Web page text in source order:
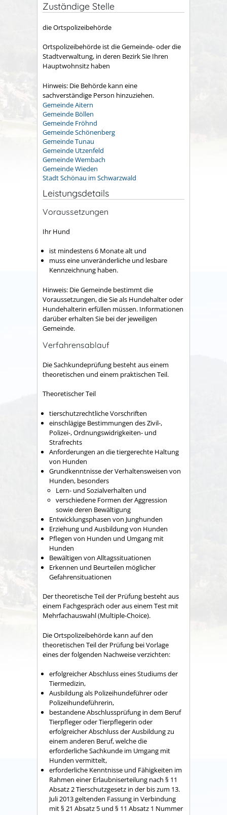
Zuständige Stelle
die Ortspolizeibehörde
Ortspolizeibehörde ist die Gemeinde- oder die
Stadtverwaltung, in deren Bezirk Sie Ihren
Hauptwohnsitz haben
Hinweis: Die Behörde kann eine
sachverständige Person hinzuziehen.
Gemeinde Aitern
Gemeinde Böllen
Gemeinde Fröhnd
Gemeinde Schönenberg
Gemeinde Tunau
Gemeinde Utzenfeld
Gemeinde Wembach
Gemeinde Wieden
Stadt Schönau im Schwarzwald
Leistungsdetails
Voraussetzungen
Ihr Hund
ist mindestens 6 Monate alt und
muss eine unveränderliche und lesbare
Kennzeichnung haben.
Hinweis: Die Gemeinde bestimmt die
Voraussetzungen, die Sie als Hundehalter oder
Hundehalterin erfüllen müssen. Informationen
darüber erhalten Sie bei der jeweiligen
Gemeinde.
Verfahrensablauf
Die Sachkundeprüfung besteht aus einem
theoretischen und einem praktischen Teil.
Theoretischer Teil
tierschutzrechtliche Vorschriften
einschlägige Bestimmungen des Zivil-,
Polizei-, Ordnungswidrigkeiten- und
Strafrechts
Anforderungen an die tiergerechte Haltung
von Hunden
Grundkenntnisse der Verhaltensweisen von
Hunden, besonders
Lern- und Sozialverhalten und
verschiedene Formen der Aggression
sowie deren Bewältigung
Entwicklungsphasen von Junghunden
Erziehung und Ausbildung von Hunden
Pflegen von Hunden und Umgang mit
Hunden
Bewältigen von Alltagssituationen
Erkennen und Beurteilen möglicher
Gefahrensituationen
Der theoretische Teil der Prüfung besteht aus
einem Fachgespräch oder aus einem Test mit
Mehrfachauswahl (Multiple-Choice).
Die Ortspolizeibehörde kann auf den
theoretischen Teil der Prüfung bei Vorlage
eines der folgenden Nachweise verzichten:
erfolgreicher Abschluss eines Studiums der
Tiermedizin,
Ausbildung als Polizeihundeführer oder
Polizeihundeführerin,
bestandene Abschlussprüfung in dem Beruf
Tierpfleger oder Tierpflegerin oder
erfolgreicher Abschluss der Ausbildung zu
einem anderen Beruf, welche die
erforderliche Sachkunde im Umgang mit
Hunden vermittelt,
erforderliche Kenntnisse und Fähigkeiten im
Rahmen einer Erlaubniserteilung nach § 11
Absatz 2 Tierschutzgesetz in der bis zum 13.
Juli 2013 geltenden Fassung in Verbindung
mit § 21 Absatz 5 und § 11 Absatz 1 Nummer